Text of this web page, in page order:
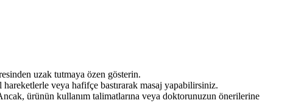
uzak tutmaya özen gösterin.
veya hafifçe bastırarak masaj yapabilirsiniz.
ürünün kullanım talimatlarına veya doktorunuzun önerilerine